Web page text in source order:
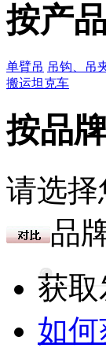
按产
单臂吊 吊钩、吊
搬运坦克车
按品
请选
品
获
如